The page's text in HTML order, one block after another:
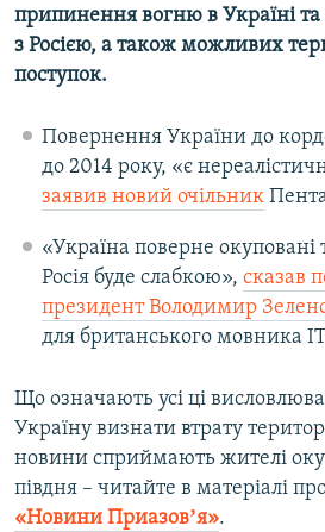
припинення вогню в Україні
з Росією, а також можливих
поступок.
Повернення України до
до 2014 року, «є
заявив новий очільник
«Україна поверне окуповані
Росія буде слабкою», сказав
президент Володимир
для британського мовника
Що означають усі ці
Україну визнати втрату
новини сприймають жителі
півдня – читайте в матеріалі
«Новини Приазовʼя».